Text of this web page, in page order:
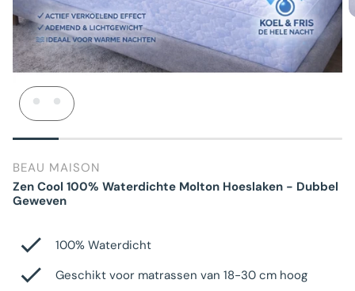
BEAU MAISON
Zen Cool 100% Waterdichte Molton Hoeslaken - Dubbel
Geweven
100% Waterdicht
Geschikt voor matrassen van 18-30 cm hoog